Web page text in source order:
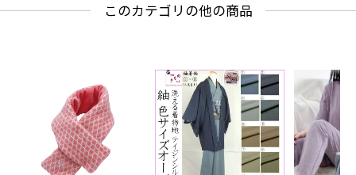
このカテゴリの他の商品